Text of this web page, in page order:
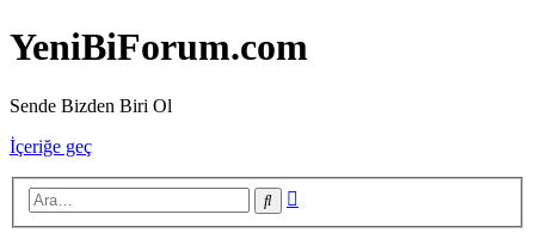
YeniBiForum.com
Sende Bizden Biri Ol
İçeriğe geç
Ara